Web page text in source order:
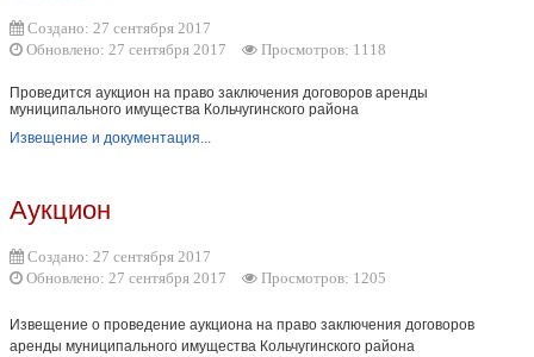
Создано: 27 сентября 2017
Обновлено: 27 сентября 2017
Просмотров: 1118
Проведится аукцион на право заключения договоров аренды
муниципального имущества Кольчугинского района
Извещение и документация...
Аукцион
Создано: 27 сентября 2017
Обновлено: 27 сентября 2017
Просмотров: 1205
Извещение о проведение аукциона на право заключения договоров
аренды муниципального имущества Кольчугинского района